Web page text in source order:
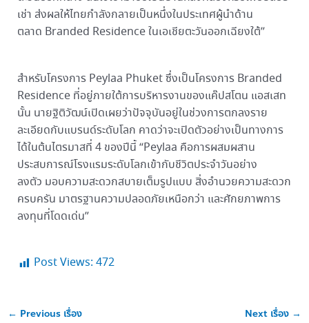
เช่า ส่งผลให้ไทยกำลังกลายเป็นหนึ่งในประเทศผู้นำด้าน
ตลาด Branded Residence ในเอเชียตะวันออกเฉียงใต้”
สำหรับโครงการ Peylaa Phuket ซึ่งเป็นโครงการ Branded
Residence ที่อยู่ภายใต้การบริหารงานของแค๊ปสโตน แอสเสท
นั้น นายฐิติวัฒน์เปิดเผยว่าปัจจุบันอยู่ในช่วงการตกลงราย
ละเอียดกับแบรนด์ระดับโลก คาดว่าจะเปิดตัวอย่างเป็นทางการ
ได้ในต้นไตรมาสที่ 4 ของปีนี้ “Peylaa คือการผสมผสาน
ประสบการณ์โรงแรมระดับโลกเข้ากับชีวิตประจำวันอย่าง
ลงตัว มอบความสะดวกสบายเต็มรูปแบบ สิ่งอำนวยความสะดวก
ครบครัน มาตรฐานความปลอดภัยเหนือกว่า และศักยภาพการ
ลงทุนที่โดดเด่น”
Post Views: 472
← Previous เรื่อง Next เรื่อง →